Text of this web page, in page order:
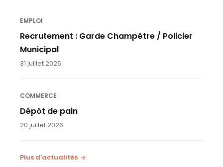
EMPLOI
Recrutement : Garde Champêtre / Policier
Municipal
31 juillet 2026
COMMERCE
Dépôt de pain
20 juillet 2026
Plus d'actualités